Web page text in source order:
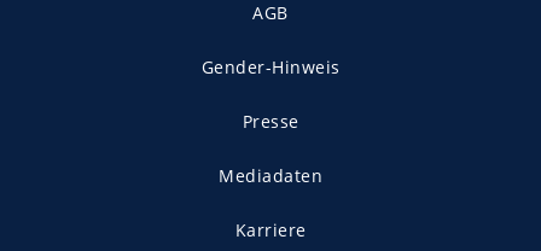
AGB
Gender-Hinweis
Presse
Mediadaten
Karriere